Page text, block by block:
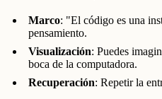
Marco: "El código es una
pensamiento.
Visualización: Puedes
boca de la computadora.
Recuperación: Repetir la